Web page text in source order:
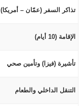
تذاكر السفر (عمّان – أمريكا)
الإقامة (10 أيام)
تأشيرة (فيزا) وتأمين صحي
التنقل الداخلي والطعام